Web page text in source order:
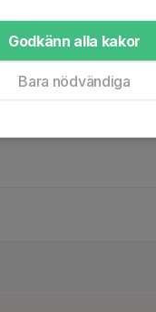
Godkänn alla kakor
Bara nödvändiga